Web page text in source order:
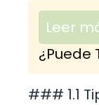
Leer
¿Puede
### 1.1